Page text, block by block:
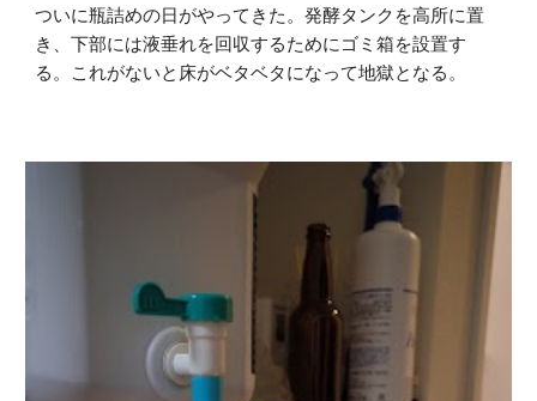
ついに瓶詰めの日がやってきた。発酵タンクを高所に置
き、下部には液垂れを回収するためにゴミ箱を設置す
る。これがないと床がベタベタになって地獄となる。